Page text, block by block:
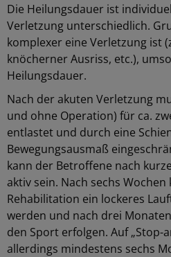
Die Heilungsdauer ist
Verletzung unterschiedlich.
komplexer eine Verletzung ist
knöcherner Ausriss, etc.),
Heilungsdauer.
Nach der akuten Verletzung
und ohne Operation) für ca.
entlastet und durch eine
Bewegungsausmaß
kann der Betroffene nach
aktiv sein. Nach sechs
Rehabilitation ein lockeres
werden und nach drei
den Sport erfolgen. Auf „Stop-
allerdings mindestens sechs